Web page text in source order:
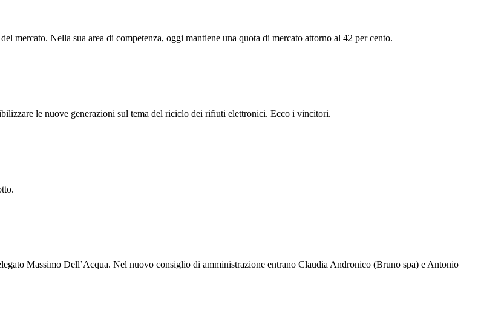
Nella sua area di competenza, oggi mantiene una quota di mercato attorno al 42 per cento.
le nuove generazioni sul tema del riciclo dei rifiuti elettronici. Ecco i vincitori.
Massimo Dell’Acqua. Nel nuovo consiglio di amministrazione entrano Claudia Andronico (Bruno spa) e Antonio